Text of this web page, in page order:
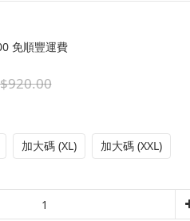
免順豐運費
加大碼 (XL) 加大碼 (XXL)